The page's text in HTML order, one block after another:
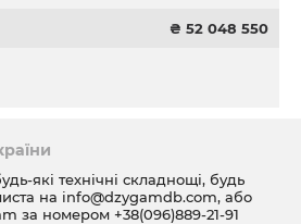
₴ 52 048 550
які технічні складнощі, будь
на info@dzygamdb.com, або
за номером +38(096)889-21-91